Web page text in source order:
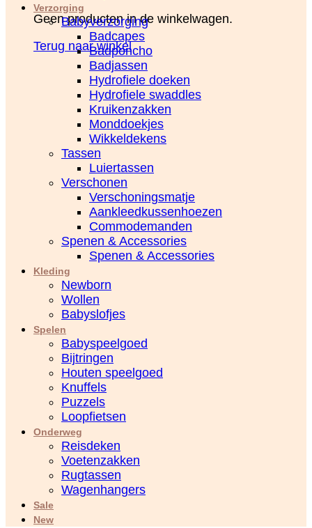
Geen producten in de winkelwagen.
Terug naar winkel
Verzorging
Babyverzorging
Badcapes
Badponcho
Badjassen
Hydrofiele doeken
Hydrofiele swaddles
Kruikenzakken
Monddoekjes
Wikkeldekens
Tassen
Luiertassen
Verschonen
Verschoningsmatje
Aankleedkussenhoezen
Commodemanden
Spenen & Accessories
Spenen & Accessories
Kleding
Newborn
Wollen
Babyslofjes
Spelen
Babyspeelgoed
Bijtringen
Houten speelgoed
Knuffels
Puzzels
Loopfietsen
Onderweg
Reisdeken
Voetenzakken
Rugtassen
Wagenhangers
Sale
New